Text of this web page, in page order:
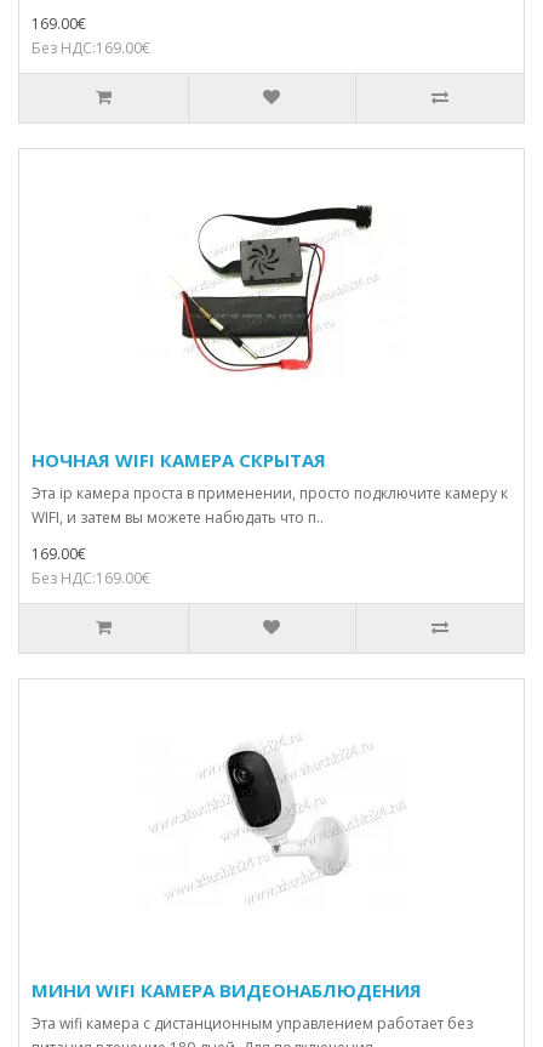
169.00€
Без НДС:169.00€
НОЧНАЯ WIFI КАМЕРА СКРЫТАЯ
Эта ip камера проста в применении, просто подключите камеру к
WIFI, и затем вы можете набюдать что п..
169.00€
Без НДС:169.00€
МИНИ WIFI КАМЕРА ВИДЕОНАБЛЮДЕНИЯ
Эта wifi камера с дистанционным управлением работает без